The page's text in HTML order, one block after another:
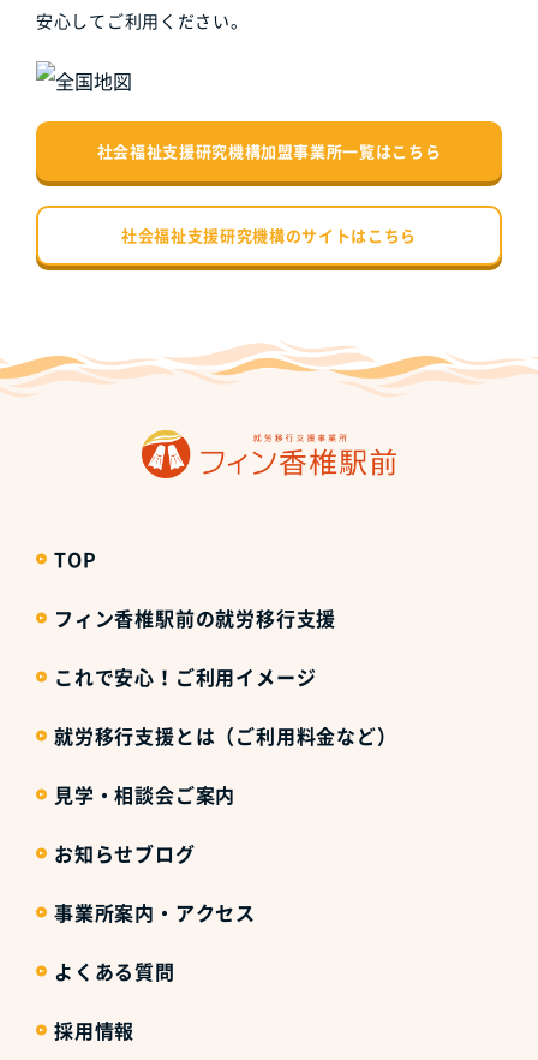
安心してご利用ください。
社会福祉支援研究機構加盟事業所一覧はこちら
社会福祉支援研究機構のサイトはこちら
TOP
フィン香椎駅前の就労移行支援
これで安心！ご利用イメージ
就労移行支援とは（ご利用料金など）
見学・相談会ご案内
お知らせブログ
事業所案内・アクセス
よくある質問
採用情報